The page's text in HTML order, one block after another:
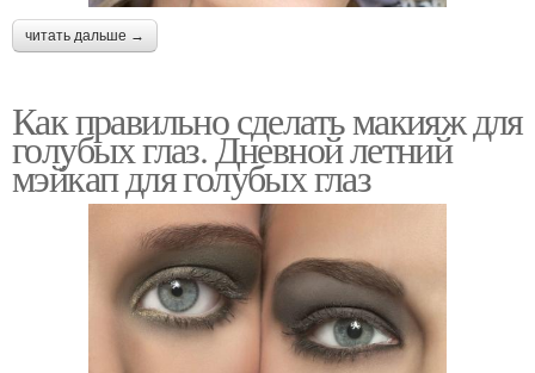
читать дальше →
Как правильно сделать макияж для
голубых глаз. Дневной летний
мэйкап для голубых глаз